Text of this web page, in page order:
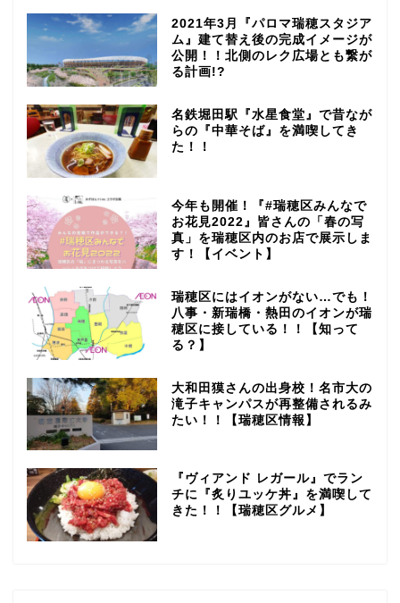
2021年3月『パロマ瑞穂スタジア
ム』建て替え後の完成イメージが
公開！！北側のレク広場とも繋が
る計画!?
名鉄堀田駅『水星食堂』で昔なが
らの『中華そば』を満喫してき
た！！
今年も開催！『#瑞穂区みんなで
お花見2022』皆さんの「春の写
真」を瑞穂区内のお店で展示しま
す！【イベント】
瑞穂区にはイオンがない…でも！
八事・新瑞橋・熱田のイオンが瑞
穂区に接している！！【知って
る？】
大和田獏さんの出身校！名市大の
滝子キャンパスが再整備されるみ
たい！！【瑞穂区情報】
『ヴィアンド レガール』でラン
チに『炙りユッケ丼』を満喫して
きた！！【瑞穂区グルメ】